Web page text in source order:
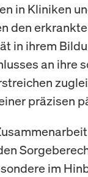
in Kliniken
den
in ihrem
an ihre
präzisen
im